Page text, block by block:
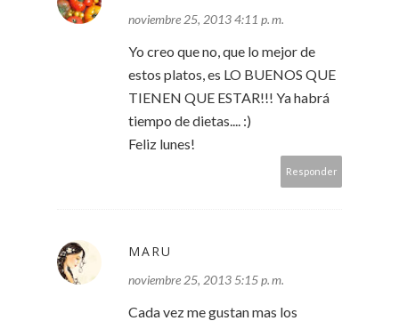
noviembre 25, 2013 4:11 p. m.
Yo creo que no, que lo mejor de
estos platos, es LO BUENOS QUE
TIENEN QUE ESTAR!!! Ya habrá
tiempo de dietas.... :)
Feliz lunes!
Responder
MARU
noviembre 25, 2013 5:15 p. m.
Cada vez me gustan mas los